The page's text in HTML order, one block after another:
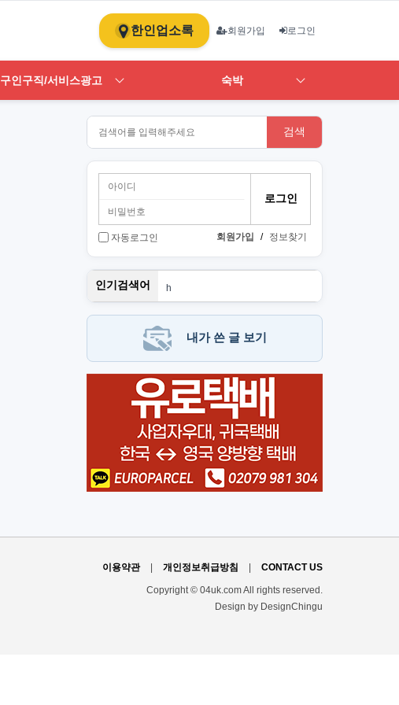
한인업소록 회원가입 로그인
구인구직/서비스광고 숙박
검색
자동로그인 회원가입 / 정보찾기
인기검색어
h
1
art
단기
내가 쓴 글 보기
이용약관 개인정보취급방침 CONTACT US
Copyright © 04uk.com All rights reserved.
Design by DesignChingu